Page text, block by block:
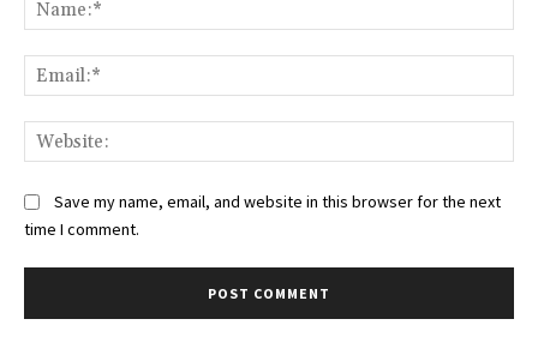
Save my name, email, and website in this browser for the next
time I comment.